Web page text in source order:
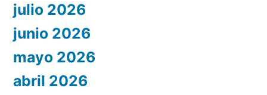
julio 2026
junio 2026
mayo 2026
abril 2026